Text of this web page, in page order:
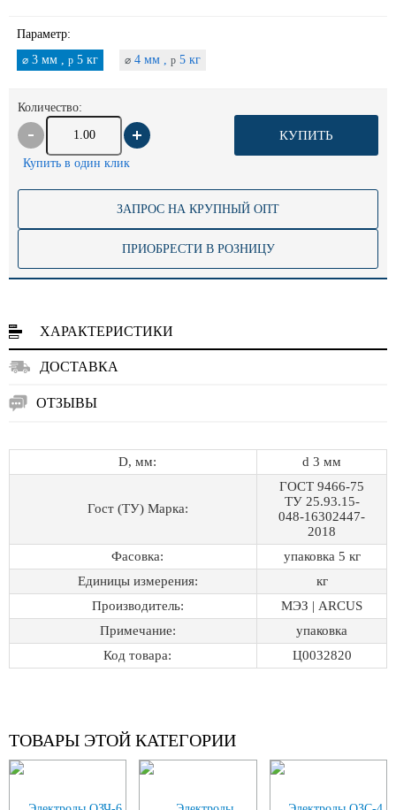
Параметр:
⌀ 3 мм , p 5 кг ⌀ 4 мм , p 5 кг
Количество:
КУПИТЬ
Купить в один клик
ЗАПРОС НА КРУПНЫЙ ОПТ
ПРИОБРЕСТИ В РОЗНИЦУ
ХАРАКТЕРИСТИКИ
ДОСТАВКА
ОТЗЫВЫ
D, мм: d 3 мм
Гост (ТУ) Марка:
ГОСТ 9466-75
ТУ 25.93.15-
048-16302447-
2018
Фасовка:
упаковка 5 кг
Единицы измерения:
кг
Производитель:
МЭЗ | ARCUS
Примечание:
упаковка
Код товара:
Ц0032820
ТОВАРЫ ЭТОЙ КАТЕГОРИИ